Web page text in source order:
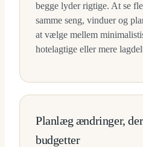
begge lyder rigtige. At se
samme seng, vinduer og
at vælge mellem
hotelagtige eller mere
Planlæg ændringer,
budgetter